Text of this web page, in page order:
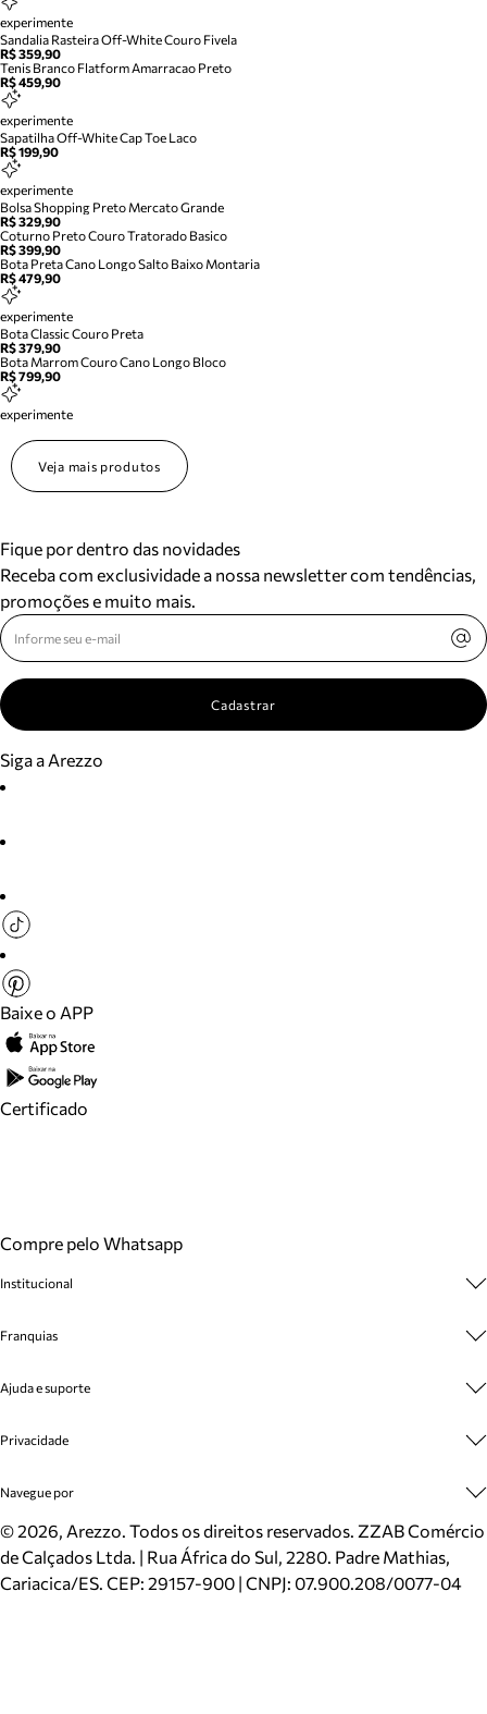
experimente
Sandalia Rasteira Off-White Couro Fivela
R$ 359,90
Tenis Branco Flatform Amarracao Preto
R$ 459,90
experimente
Sapatilha Off-White Cap Toe Laco
R$ 199,90
experimente
Bolsa Shopping Preto Mercato Grande
R$ 329,90
Coturno Preto Couro Tratorado Basico
R$ 399,90
Bota Preta Cano Longo Salto Baixo Montaria
R$ 479,90
experimente
Bota Classic Couro Preta
R$ 379,90
Bota Marrom Couro Cano Longo Bloco
R$ 799,90
experimente
Veja mais produtos
Fique por dentro das novidades
Receba com exclusividade a nossa newsletter com tendências,
promoções e muito mais.
Cadastrar
Siga a Arezzo
Baixe o APP
Certificado
Compre pelo Whatsapp
Institucional
Cashback
Venda Corporativa
Mapa do Site
Inverno
Mundo Arezzo
Franquias
Plano de Negócio
Ajuda e suporte
Cadastro
Meus Pedidos
Trocas e Devoluções
Cartão Presente
Localizador de lojas
Privacidade
Politica e Privacidade
Navegue por
Sapatos
Bolsas
Scarpins
©2026, Arezzo. Todos os direitos reservados. ZZAB Comércio
de Calçados Ltda. | Rua África do Sul, 2280. Padre Mathias,
Cariacica/ES. CEP: 29157-900 | CNPJ: 07.900.208/0077-04